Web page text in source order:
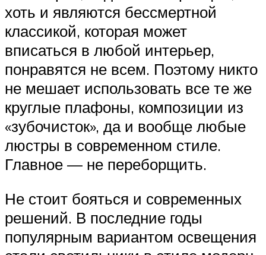
хоть и являются бессмертной
классикой, которая может
вписаться в любой интерьер,
понравятся не всем. Поэтому никто
не мешает использовать все те же
круглые плафоны, композиции из
«зубочисток», да и вообще любые
люстры в современном стиле.
Главное — не переборщить.
Не стоит бояться и современных
решений. В последние годы
популярным вариантом освещения